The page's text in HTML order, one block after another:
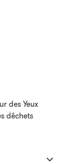
des Yeux
déchets